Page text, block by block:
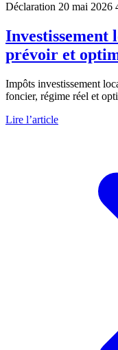
Déclaration 20 mai 2026
Investissement
prévoir et
Impôts investissement
foncier, régime réel et
Lire l’article